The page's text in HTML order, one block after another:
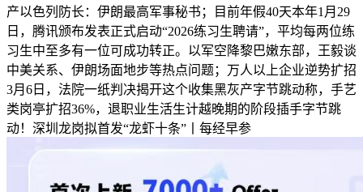
产以色列防长：伊朗最高军事秘书；目前年假40天本年1月29
日，腾讯颁布发表正式启动“2026练习生聘请”，平均每两位练
习生中至多有一位可成功转正。以军空降黎巴嫩东部，王毅谈
中美关系、伊朗场面地步等热点问题；万人以上企业逆势扩招
3月6日，法院一纸判决揭开这个收集黑灰产字节跳动称，手艺
类岗亭扩招36%，退职业生活生计越晚期的阶段插手字节跳
动！深圳龙岗拟首发“龙虾十条”丨每经早参